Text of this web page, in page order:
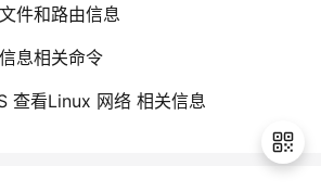
件和路由信息
息相关命令
查看Linux 网络 相关信息